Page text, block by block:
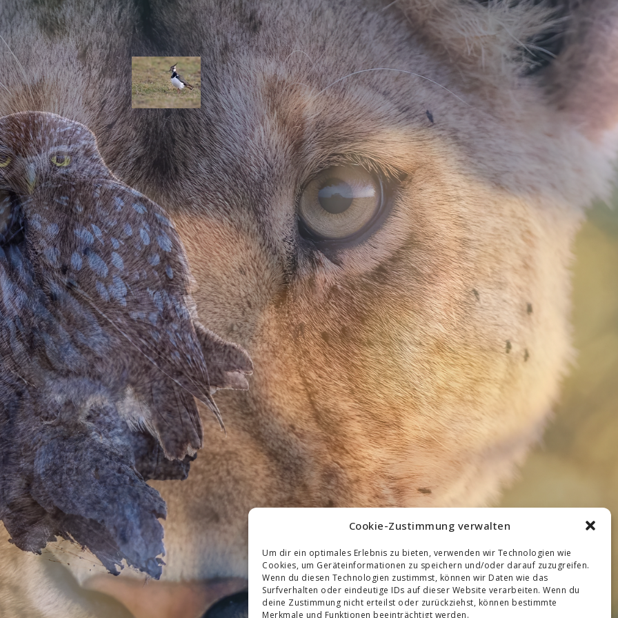
Cookie-Zustimmung verwalten
Um dir ein optimales Erlebnis zu bieten, verwenden wir Technologien wie
Cookies, um Geräteinformationen zu speichern und/oder darauf zuzugreifen.
Wenn du diesen Technologien zustimmst, können wir Daten wie das
Surfverhalten oder eindeutige IDs auf dieser Website verarbeiten. Wenn du
deine Zustimmung nicht erteilst oder zurückziehst, können bestimmte
Merkmale und Funktionen beeinträchtigt werden.